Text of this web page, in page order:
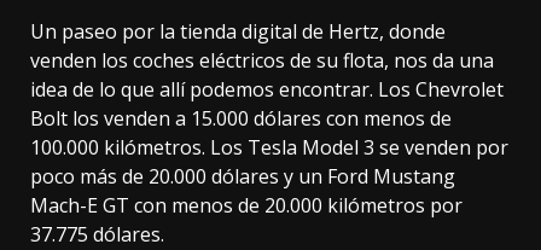
Un paseo por la tienda digital de Hertz, donde
venden los coches eléctricos de su flota, nos da una
idea de lo que allí podemos encontrar. Los Chevrolet
Bolt los venden a 15.000 dólares con menos de
100.000 kilómetros. Los Tesla Model 3 se venden por
poco más de 20.000 dólares y un Ford Mustang
Mach-E GT con menos de 20.000 kilómetros por
37.775 dólares.